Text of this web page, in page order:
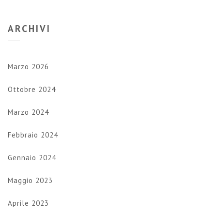
ARCHIVI
Marzo 2026
Ottobre 2024
Marzo 2024
Febbraio 2024
Gennaio 2024
Maggio 2023
Aprile 2023